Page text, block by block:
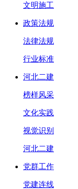
文明施工
政策法规
法律法规
行业标准
河北二建
榜样风采
文化实践
视觉识别
河北二建
党群工作
党建连线